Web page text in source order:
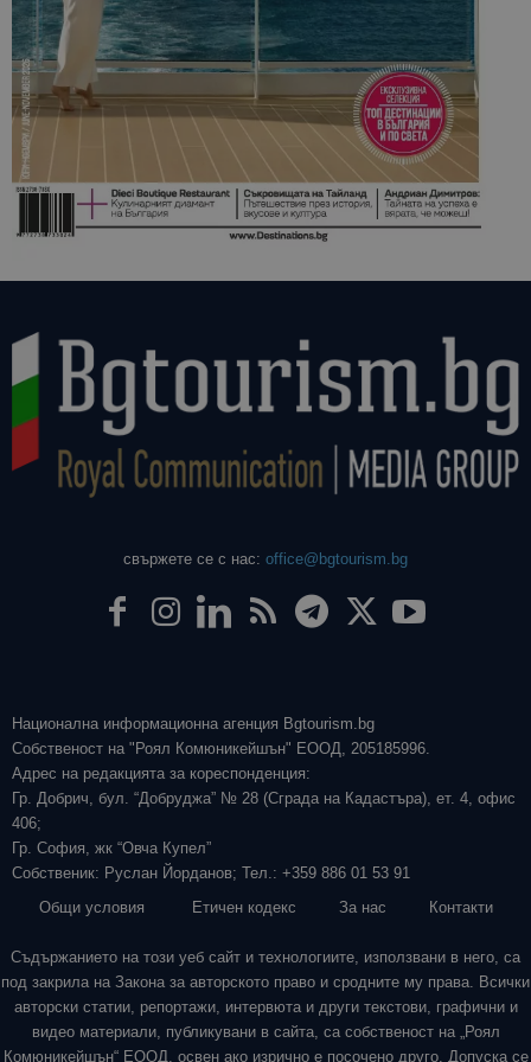
свържете се с нас: office@bgtourism.bg
Национална информационна агенция Bgtourism.bg
Собственост на "Роял Комюникейшън" ЕООД, 205185996.
Адрес на редакцията за кореспонденция:
Гр. Добрич, бул. “Добруджа” № 28 (Сграда на Кадастъра), ет. 4, офис
406;
Гр. София, жк “Овча Купел”
Собственик: Руслан Йорданов; Тел.: +359 886 01 53 91
Общи условия
Етичен кодекс За нас Контакти
Съдържанието на този уеб сайт и технологиите, използвани в него, са
под закрила на Закона за авторското право и сродните му права. Всички
авторски статии, репортажи, интервюта и други текстови, графични и
видео материали, публикувани в сайта, са собственост на „Роял
Комюникейшън“ ЕООД, освен ако изрично е посочено друго. Допуска се